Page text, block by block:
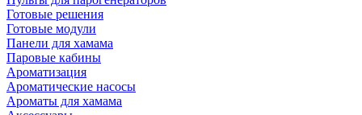
Готовые решения
Готовые модули
Панели для хамама
Паровые кабины
Ароматизация
Ароматические насосы
Ароматы для хамама